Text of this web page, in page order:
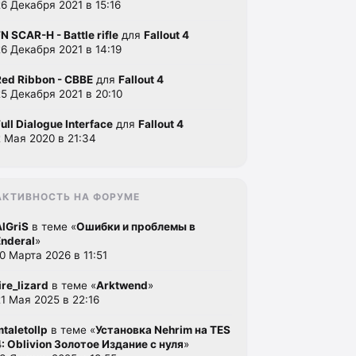
Декабря 2021 в 15:16
SCAR-H - Battle rifle дляFallout 4
Декабря 2021 в 14:19
Ribbon - CBBE дляFallout 4
Декабря 2021 в 20:10
Dialogue Interface дляFallout 4
Мая 2020 в 21:34
НА ФОРУМЕ
в теме «Ошибки и проблемы в
»
Марта 2026 в 11:51
в теме «Arktwend»
Мая 2025 в 22:16
в теме «Установка Nehrim на TES
Oblivion Золотое Издание с нуля»